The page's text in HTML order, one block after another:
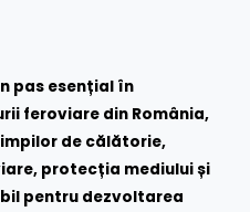
pas esențial în
feroviare din România,
de călătorie,
protecția mediului și
pentru dezvoltarea